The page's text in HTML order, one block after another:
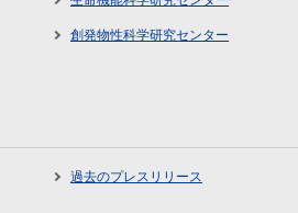
創発物性科学研究センター
過去のプレスリリース